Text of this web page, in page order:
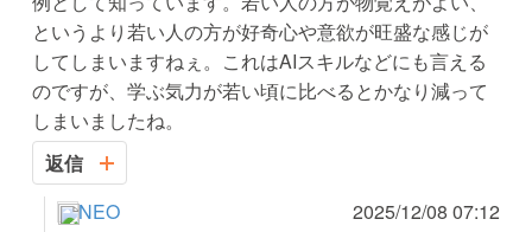
というより若い人の方が好奇心や意欲が旺盛な感じが
してしまいますねぇ。これはAIスキルなどにも言える
のですが、学ぶ気力が若い頃に比べるとかなり減って
しまいましたね。
返信
NEO
2025/12/08 07:12